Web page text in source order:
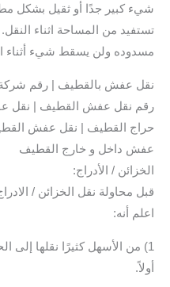
شيء كبير جدًا أو ثقيل بشكل
تستفيد من المساحة اثناء
مسدوده ولن يسقط شيء أثناء
نقل عفش بالقطيف | رقم شركة
رقم نقل عفش القطيف | نقل
حراج القطيف | نقل عفش
عفش داخل و خارج القطيف
الخزائن / الأدراج:
قبل محاولة نقل الخزائن /
اعلم أنه:
1) من الأسهل كثيرًا نقلها إلى
أولاً.